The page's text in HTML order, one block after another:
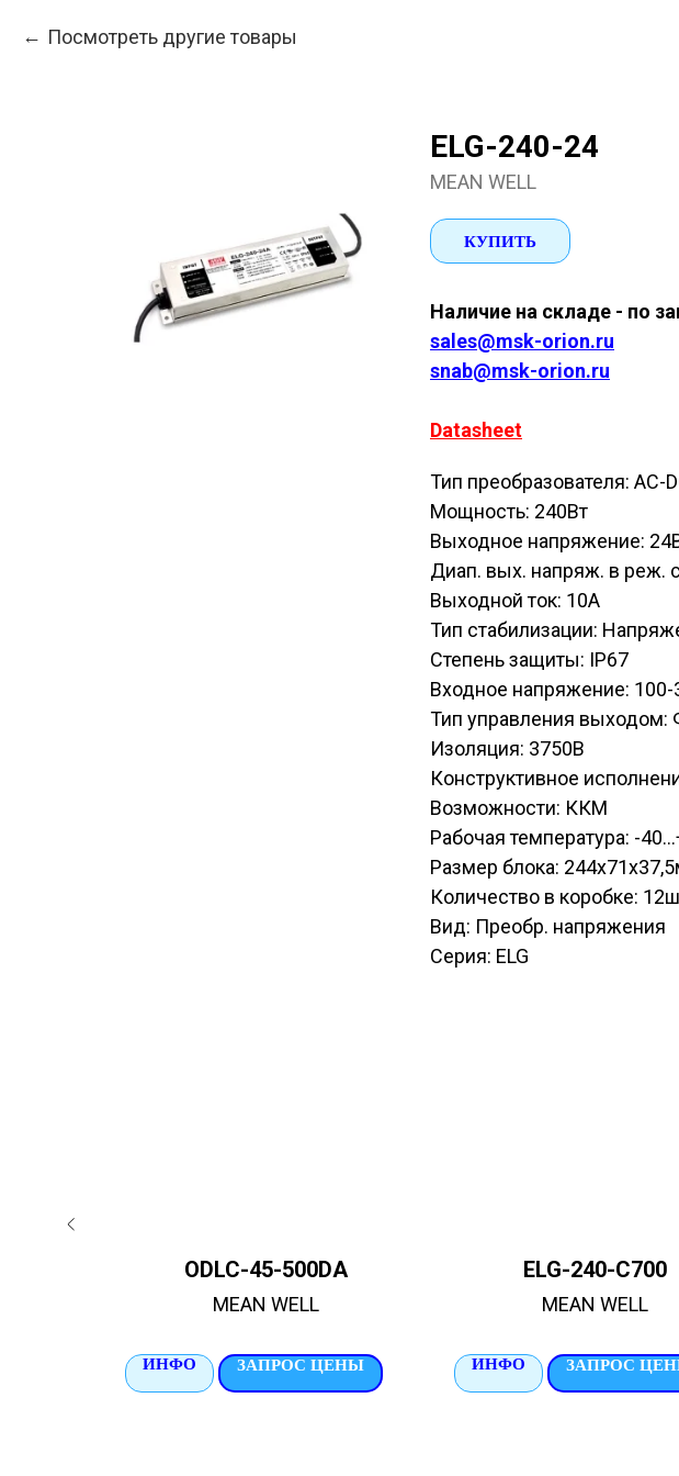
Посмотреть другие товары
ELG-240-24
MEAN WELL
КУПИТЬ
Наличие на складе - по
sales@msk-orion.ru
snab@msk-orion.ru
Datasheet
Тип преобразователя: AC-
Мощность: 240Вт
Выходное напряжение:
Диап. вых. напряж. в реж.
Выходной ток: 10А
Тип стабилизации:
Степень защиты: IP67
Входное напряжение: 100-
Тип управления
Изоляция: 3750В
Конструктивное
Возможности: ККМ
Рабочая температура: -
Размер блока:
Количество в коробке:
Вид: Преобр. напряжения
Серия: ELG
ODLC-45-500DA
MEAN WELL
ИНФО ЗАПРОС ЦЕНЫ
ELG-240-C700
MEAN WELL
ИНФО ЗАПРОС